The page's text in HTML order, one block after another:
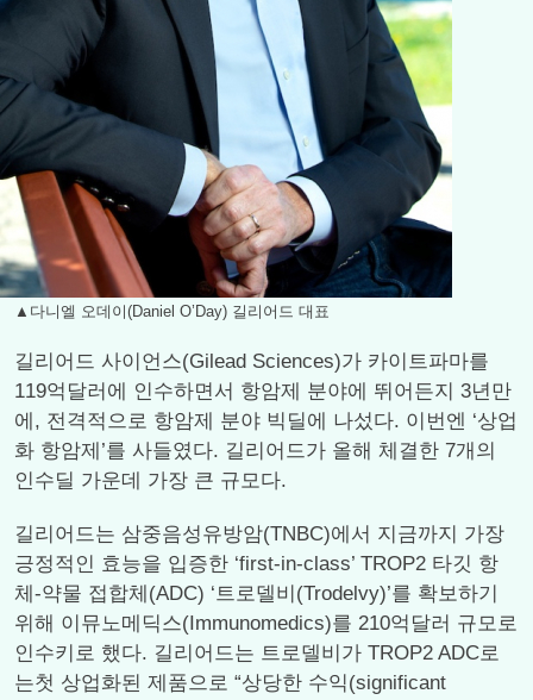
▲다니엘 오데이(Daniel O’Day) 길리어드 대표
길리어드 사이언스(Gilead Sciences)가 카이트파마를
119억달러에 인수하면서 항암제 분야에 뛰어든지 3년만
에, 전격적으로 항암제 분야 빅딜에 나섰다. 이번엔 ‘상업
화 항암제’를 사들였다. 길리어드가 올해 체결한 7개의
인수딜 가운데 가장 큰 규모다.
길리어드는 삼중음성유방암(TNBC)에서 지금까지 가장
긍정적인 효능을 입증한 ‘first-in-class’ TROP2 타깃 항
체-약물 접합체(ADC) ‘트로델비(Trodelvy)’를 확보하기
위해 이뮤노메딕스(Immunomedics)를 210억달러 규모로
인수키로 했다. 길리어드는 트로델비가 TROP2 ADC로
는첫 상업화된 제품으로 “상당한 수익(significant